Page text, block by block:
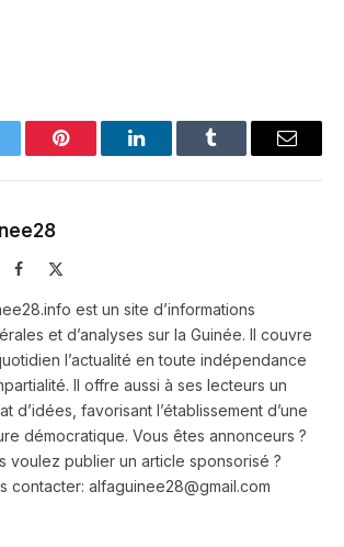
Pinterest LinkedInTumblr Email
Facebook
est un site d’informations
et d’analyses sur la Guinée. Il couvre
l’actualité en toute indépendance
Il offre aussi à ses lecteurs un
d’idées, favorisant l’établissement d’une
démocratique. Vous êtes annonceurs ?
voulez publier un article sponsorisé ?
contacter: alfaguinee28@gmail.com